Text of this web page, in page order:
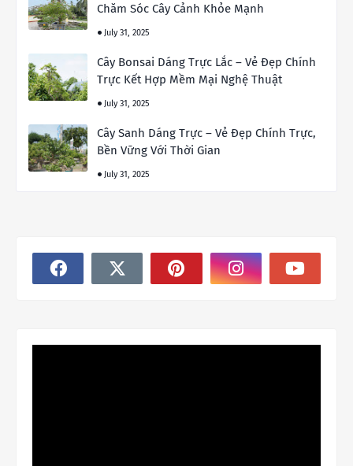
Chăm Sóc Cây Cảnh Khỏe Mạnh
July 31, 2025
Cây Bonsai Dáng Trực Lắc – Vẻ Đẹp Chính
Trực Kết Hợp Mềm Mại Nghệ Thuật
July 31, 2025
Cây Sanh Dáng Trực – Vẻ Đẹp Chính Trực,
Bền Vững Với Thời Gian
July 31, 2025